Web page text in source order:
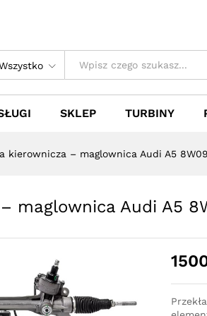
SKLEP TURBINY
kierownicza – maglownica Audi A5
maglownica Audi A5